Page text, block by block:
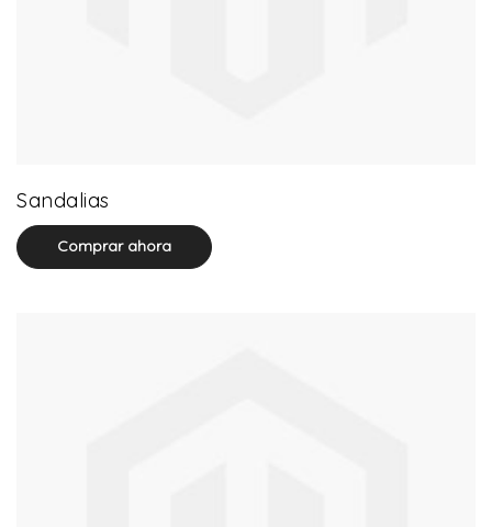
Sandalias
Comprar ahora